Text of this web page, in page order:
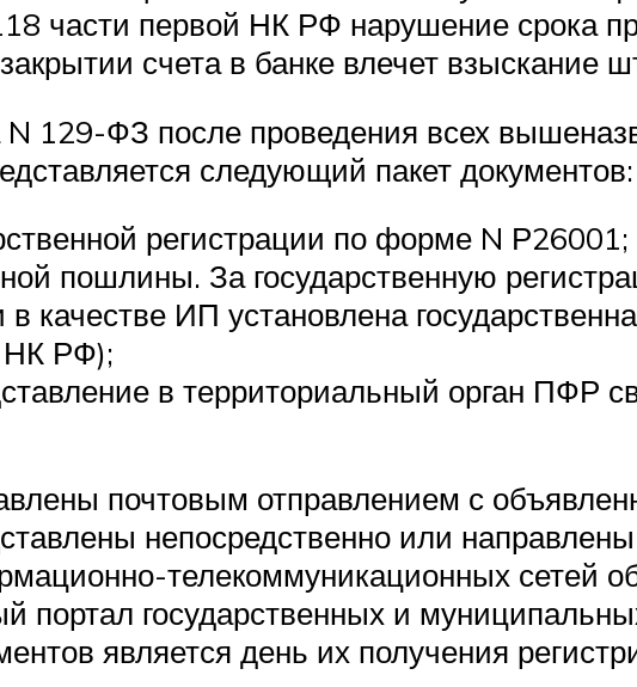
части первой НК РФ нарушение срока
счета в банке влечет взыскание
N 129-ФЗ после проведения всех
следующий пакет документов:
регистрации по форме N Р26001;
пошлины. За государственную
качестве ИП установлена
НК РФ);
в территориальный орган ПФР
почтовым отправлением с
непосредственно или
телекоммуникационных сетей
портал государственных и
является день их получения